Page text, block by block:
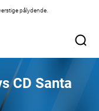
pålydende.
CD Santa